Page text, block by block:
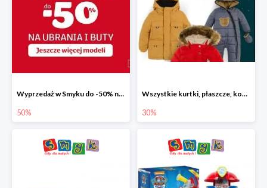
Wyprzedaż w Smyku do -50% na ubrania i buty
50%
Wszystkie kurtki, płaszcze, kombinezony i spodnie narciarskie -30%
30%